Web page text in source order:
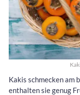
Kakis schmecken am
enthalten sie genug